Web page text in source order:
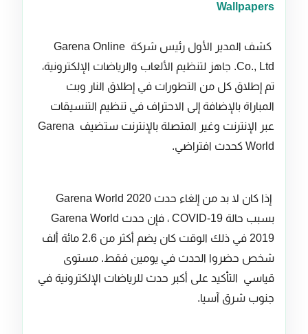
Wallpapers
كشف المدير الأول رئيس شركة Garena Online
Co., Ltd. جاهز لتنظيم الألعاب والرياضات الإلكترونية،
تم إطلاق كل من التطورات في إطلاق النار وبث
المباراة بالإضافة إلى الاحتراف في تنظيم التنسيقات
عبر الإنترنت وغير المتصلة بالإنترنت ستضيف Garena
World كحدث افتراضي.
إذا كان لا بد من إلغاء حدث Garena World 2020
بسبب حالة COVID-19 ، فإن حدث Garena World
2019 في ذلك الوقت كان يضم أكثر من 2.6 مائة ألف
شخص حضروا الحدث في يومين فقط. مستوى
قياسي التأكيد على أكبر حدث للرياضات الإلكترونية في
جنوب شرق آسيا.